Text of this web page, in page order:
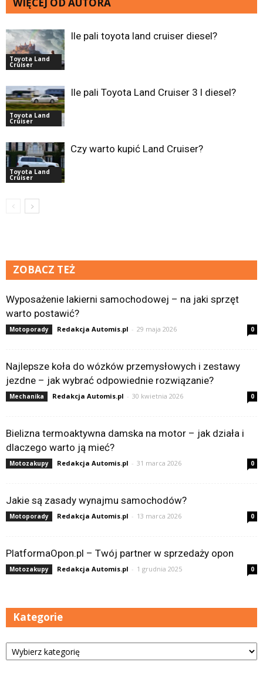
WIĘCEJ OD AUTORA
Toyota Land
Cruiser
Ile pali toyota land cruiser diesel?
Toyota Land
Cruiser
Ile pali Toyota Land Cruiser 3 l diesel?
Toyota Land
Cruiser
Czy warto kupić Land Cruiser?
ZOBACZ TEŻ
Wyposażenie lakierni samochodowej – na jaki sprzęt
warto postawić?
Motoporady Redakcja Automis.pl - 29 maja 2026 0
Najlepsze koła do wózków przemysłowych i zestawy
jezdne – jak wybrać odpowiednie rozwiązanie?
Mechanika Redakcja Automis.pl - 30 kwietnia 2026 0
Bielizna termoaktywna damska na motor – jak działa i
dlaczego warto ją mieć?
Motozakupy Redakcja Automis.pl - 31 marca 2026 0
Jakie są zasady wynajmu samochodów?
Motoporady Redakcja Automis.pl - 13 marca 2026 0
PlatformaOpon.pl – Twój partner w sprzedaży opon
Motozakupy Redakcja Automis.pl - 1 grudnia 2025 0
Kategorie
Kategorie